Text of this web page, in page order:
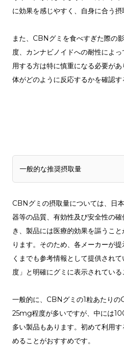
に効果を感じやすく、自身に合う摂
また、CBNグミを食べすぎた際の
度、カンナビノイドへの耐性によ
用する方は特に慎重になる必要が
体がどのように反応するかを確認す
一般的な推奨摂取量
CBNグミの摂取量については、日
器等の品質、有効性及び安全性の
き、製品には医療的効果を謳うこ
ります。そのため、各メーカーが
くまでも参考情報として提供され
度」と明確にグミに表示されている
一般的に、CBNグミの1粒あたり
25mg程度が多いですが、中には
多い製品もあります。初めて利用
めることがおすすめです。